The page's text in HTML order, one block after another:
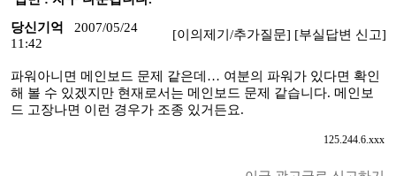
당신기억
2007/05/24
11:42
[이의제기/추가질문] [부실답변 신고]
파워아니면 메인보드 문제 같은데… 여분의 파워가 있다면 확인
해 볼 수 있겠지만 현재로서는 메인보드 문제 같습니다. 메인보
드 고장나면 이런 경우가 조종 있거든요.
125.244.6.xxx